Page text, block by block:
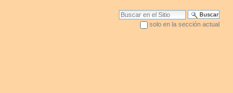
Buscar
solo en la sección actual